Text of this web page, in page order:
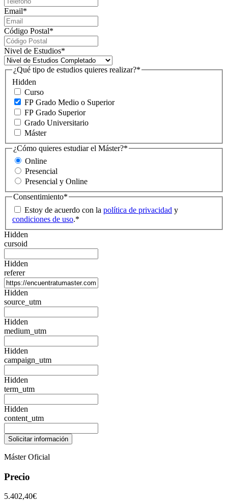
Email*
Código Postal*
Nivel de Estudios*
Hidden
¿Qué tipo de estudios quieres realizar?*
Curso
FP Grado Medio o Superior
FP Grado Superior
Grado Universitario
Máster
¿Cómo quieres estudiar el Máster?*
Online
Presencial
Presencial y Online
Consentimiento*
Estoy de acuerdo con la política de privacidad y
condiciones de uso.*
Hidden
cursoid
Hidden
referer
Hidden
source_utm
Hidden
medium_utm
Hidden
campaign_utm
Hidden
term_utm
Hidden
content_utm
Máster Oficial
Precio
5.402,40€